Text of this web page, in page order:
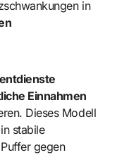
in
Einnahmen
Dieses Modell
stabile
gegen